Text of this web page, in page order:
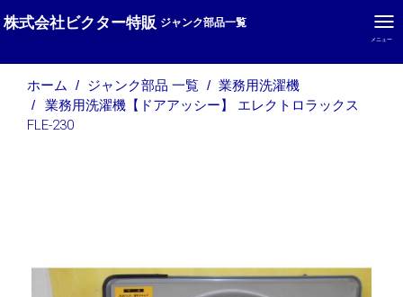
メニュー
株式会社ビクター特販 ジャンク部品一覧
ホーム ジャンク部品 一覧 業務用洗濯機
業務用洗濯機【ドアアッシー】 エレクトロラックス
FLE-230